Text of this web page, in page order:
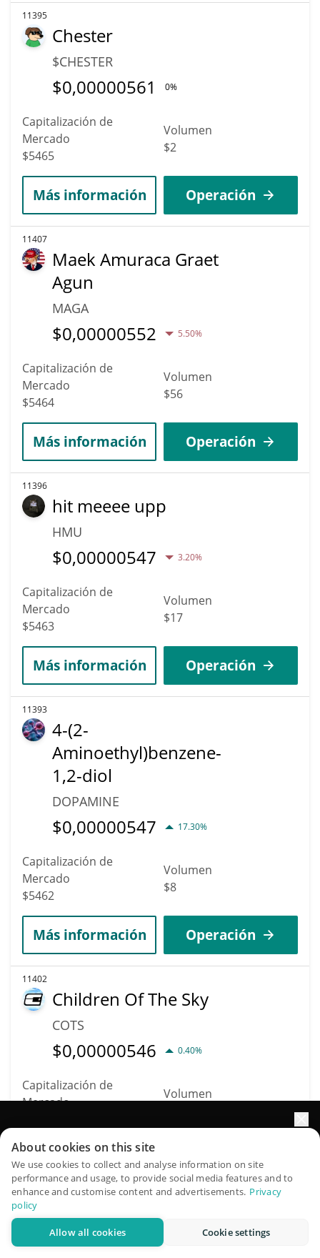
11395
Chester
$CHESTER
$0,00000561 0%
Capitalización de
Mercado
$5465
Volumen
$2
Más información Operación
11407
Maek Amuraca Graet
Agun
MAGA
$0,00000552 5.50%
Capitalización de
Mercado
$5464
Volumen
$56
Más información Operación
11396
hit meeee upp
HMU
$0,00000547 3.20%
Capitalización de
Mercado
$5463
Volumen
$17
Más información Operación
11393
4-(2-
Aminoethyl)benzene-
1,2-diol
DOPAMINE
$0,00000547 17.30%
Capitalización de
Mercado
$5462
Volumen
$8
Más información Operación
11402
Children Of The Sky
COTS
$0,00000546 0.40%
Capitalización de
Mercado
Volumen
Más información Operación
11399
x444
X444
QuantPilot es una plataforma integral de estrategias donde
agentes autónomos crean, hacen backtesting y optimizan
sus estrategias y realizan investigación de mercado
Pruébelo gratis
About cookies on this site
We use cookies to collect and analyse information on site
performance and usage, to provide social media features and to
enhance and customise content and advertisements. Privacy
policy
Allow all cookies Cookie settings